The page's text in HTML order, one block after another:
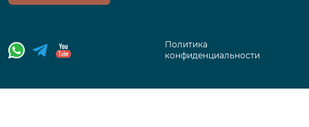
Политика
конфиденциальности